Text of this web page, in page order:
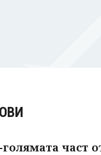
част